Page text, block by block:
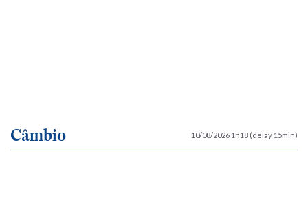
Câmbio 10/08/2026 1h18 (delay 15min)